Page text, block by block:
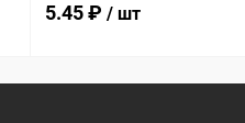
5.45 ₽ / шт